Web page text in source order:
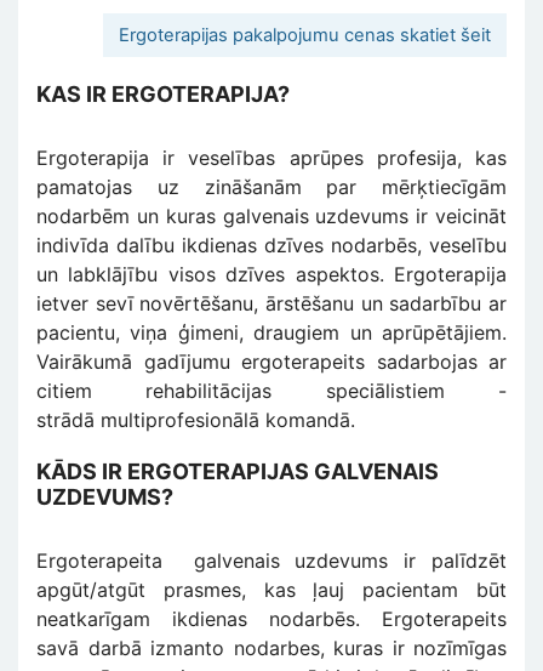
Ergoterapijas pakalpojumu cenas skatiet šeit
KAS IR ERGOTERAPIJA?
Ergoterapija ir veselības aprūpes profesija, kas
pamatojas uz zināšanām par mērķtiecīgām
nodarbēm un kuras galvenais uzdevums ir veicināt
indivīda dalību ikdienas dzīves nodarbēs, veselību
un labklājību visos dzīves aspektos. Ergoterapija
ietver sevī novērtēšanu, ārstēšanu un sadarbību ar
pacientu, viņa ģimeni, draugiem un aprūpētājiem.
Vairākumā gadījumu ergoterapeits sadarbojas ar
citiem rehabilitācijas speciālistiem -
strādā multiprofesionālā komandā.
KĀDS IR ERGOTERAPIJAS GALVENAIS
UZDEVUMS?
Ergoterapeita galvenais uzdevums ir palīdzēt
apgūt/atgūt prasmes, kas ļauj pacientam būt
neatkarīgam ikdienas nodarbēs. Ergoterapeits
savā darbā izmanto nodarbes, kuras ir nozīmīgas